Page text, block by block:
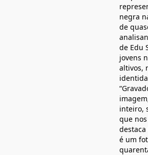
negra
de
de Edu
jovens
altivos,
inteiro,
que
destaca
é um